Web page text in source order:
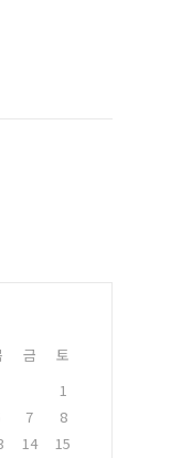
금
토
1
7
8
14
15